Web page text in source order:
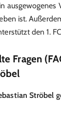
ausgewogenes
ist.
den 1.
Fragen
Ströbel